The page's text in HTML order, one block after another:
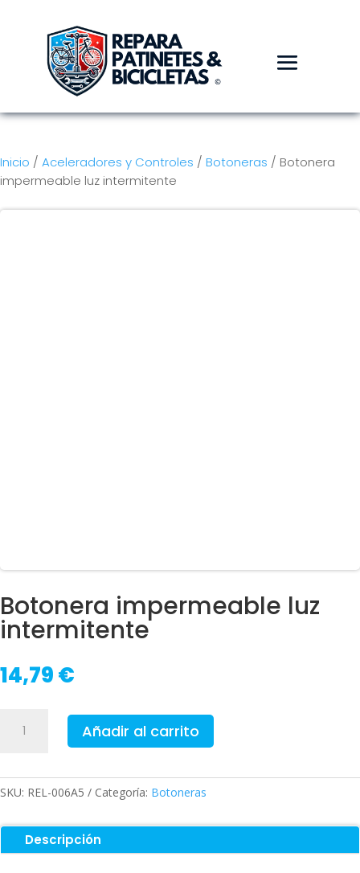
Inicio / Aceleradores y Controles / Botoneras / Botonera
impermeable luz intermitente
Botonera impermeable luz
intermitente
14,79€
impermeable
cantidad
Añadir al carrito
SKU: REL-006A5 Categoría: Botoneras
Descripción